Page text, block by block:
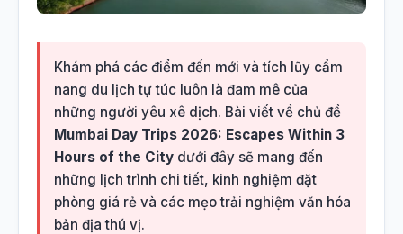
Khám phá các điểm đến mới và tích lũy cẩm
nang du lịch tự túc luôn là đam mê của
những người yêu xê dịch. Bài viết về chủ đề
Mumbai Day Trips 2026: Escapes Within 3
Hours of the City dưới đây sẽ mang đến
những lịch trình chi tiết, kinh nghiệm đặt
phòng giá rẻ và các mẹo trải nghiệm văn hóa
bản địa thú vị.